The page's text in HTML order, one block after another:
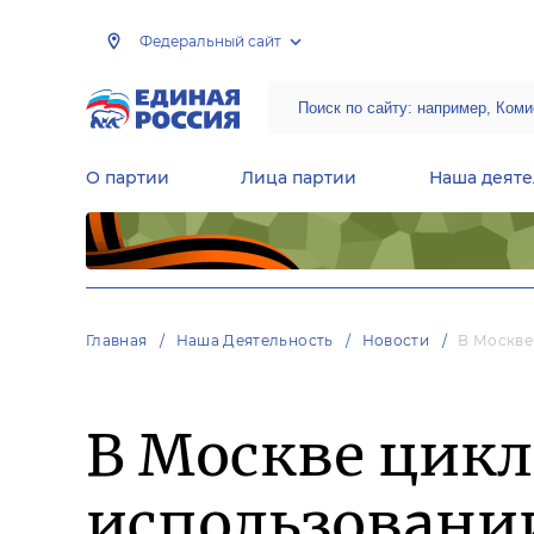
Федеральный сайт
О партии Лица партии Наша
Главная Наша Деятельность Новости В
В Москве